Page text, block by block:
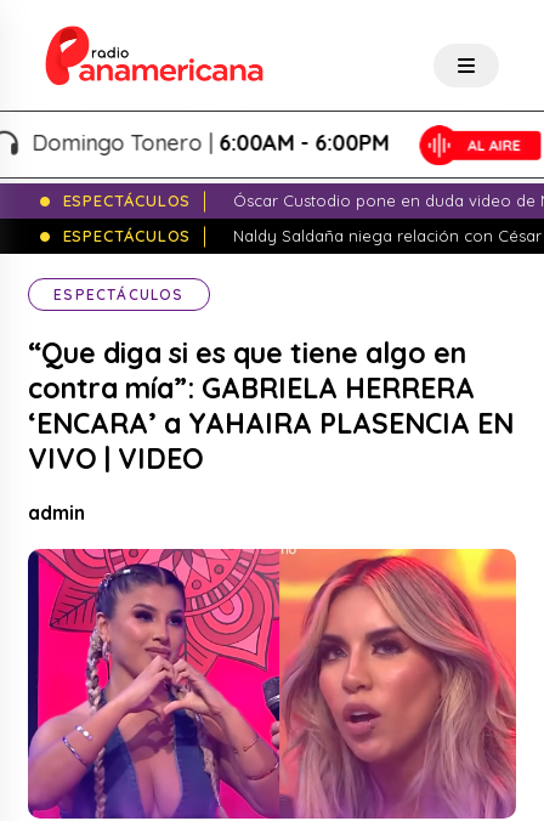
Tonero |6:00AM - 6:00PM
ESPECTÁCULOS
Óscar Custodio pone en duda video de
ESPECTÁCULOS
Naldy Saldaña niega relación con
ESPECTÁCULOS
“Que diga si es que tiene algo en
contra mía”: GABRIELA HERRERA
‘ENCARA’ a YAHAIRA PLASENCIA EN
VIVO | VIDEO
admin